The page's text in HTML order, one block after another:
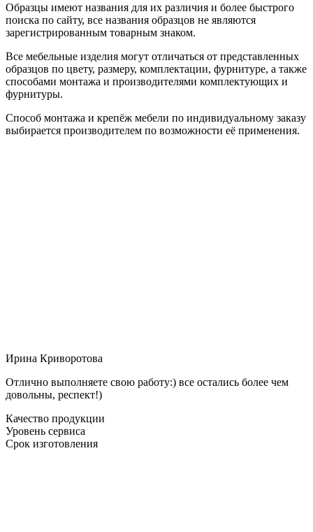
Образцы имеют названия для их различия и более быстрого
поиска по сайту, все названия образцов не являются
зарегистрированным товарным знаком.
Все мебельные изделия могут отличаться от представленных
образцов по цвету, размеру, комплектации, фурнитуре, а также
способами монтажа и производителями комплектующих и
фурнитуры.
Способ монтажа и крепёж мебели по индивидуальному заказу
выбирается производителем по возможности её применения.
Ирина Криворотова
Отлично выполняете свою работу:) все остались более чем
довольны, респект!)
Качество продукции
Уровень сервиса
Срок изготовления